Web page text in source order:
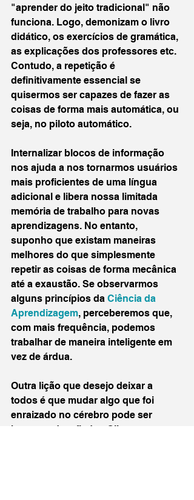
"aprender do jeito tradicional" não
funciona. Logo, demonizam o livro
didático, os exercícios de gramática,
as explicações dos professores etc.
Contudo, a repetição é
definitivamente essencial se
quisermos ser capazes de fazer as
coisas de forma mais automática, ou
seja, no piloto automático.
Internalizar blocos de informação
nos ajuda a nos tornarmos usuários
mais proficientes de uma língua
adicional e libera nossa limitada
memória de trabalho para novas
aprendizagens. No entanto,
suponho que existam maneiras
melhores do que simplesmente
repetir as coisas de forma mecânica
até a exaustão. Se observarmos
alguns princípios da Ciência da
Aprendizagem, perceberemos que,
com mais frequência, podemos
trabalhar de maneira inteligente em
vez de árdua.
Outra lição que desejo deixar a
todos é que mudar algo que foi
enraizado no cérebro pode ser
bastante desafiador. Olhe para o